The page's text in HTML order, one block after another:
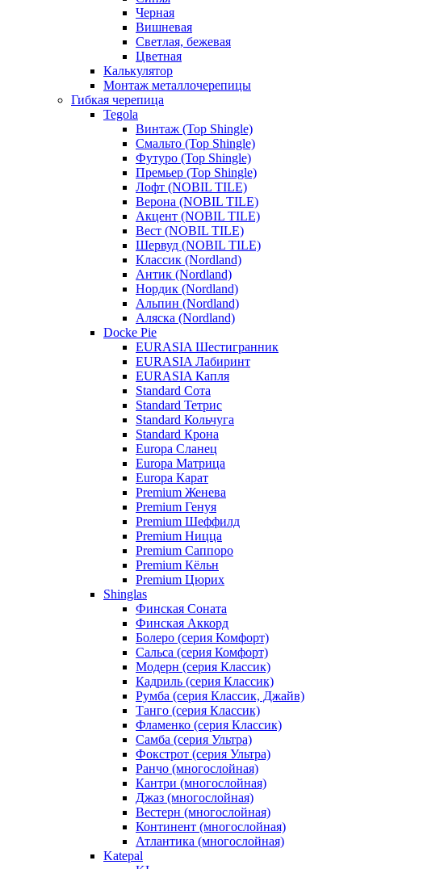
Черная
Вишневая
Светлая, бежевая
Цветная
Калькулятор
Монтаж металлочерепицы
Гибкая черепица
Tegola
Винтаж (Top Shingle)
Смальто (Top Shingle)
Футуро (Top Shingle)
Премьер (Top Shingle)
Лофт (NOBIL TILE)
Верона (NOBIL TILE)
Акцент (NOBIL TILE)
Вест (NOBIL TILE)
Шервуд (NOBIL TILE)
Классик (Nordland)
Антик (Nordland)
Нордик (Nordland)
Альпин (Nordland)
Аляска (Nordland)
Docke Pie
EURASIA Шестигранник
EURASIA Лабиринт
EURASIA Капля
Standard Сота
Standard Тетрис
Standard Кольчуга
Standard Крона
Europa Сланец
Europa Матрица
Europa Карат
Premium Женева
Premium Генуя
Premium Шеффилд
Premium Ницца
Premium Саппоро
Premium Кёльн
Premium Цюрих
Shinglas
Финская Соната
Финская Аккорд
Болеро (серия Комфорт)
Сальса (серия Комфорт)
Модерн (серия Классик)
Кадриль (серия Классик)
Румба (серия Классик, Джайв)
Танго (серия Классик)
Фламенко (серия Классик)
Самба (серия Ультра)
Фокстрот (серия Ультра)
Ранчо (многослойная)
Кантри (многослойная)
Джаз (многослойная)
Вестерн (многослойная)
Континент (многослойная)
Атлантика (многослойная)
Katepal